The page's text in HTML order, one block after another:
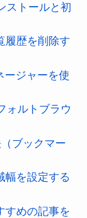
ストールと初
履歴を削除す
ージャーを使
ォルトブラウ
ブックマー
幅を設定する
すめの記事を